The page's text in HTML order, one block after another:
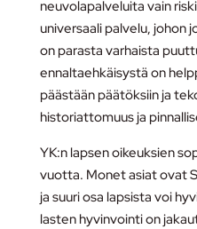
neuvolapalveluita vain
universaali palvelu, johon
on parasta varhaista
ennaltaehkäisystä on
päästään päätöksiin ja
historiattomuus ja
YK:n lapsen oikeuksien
vuotta. Monet asiat ovat
ja suuri osa lapsista voi
lasten hyvinvointi on